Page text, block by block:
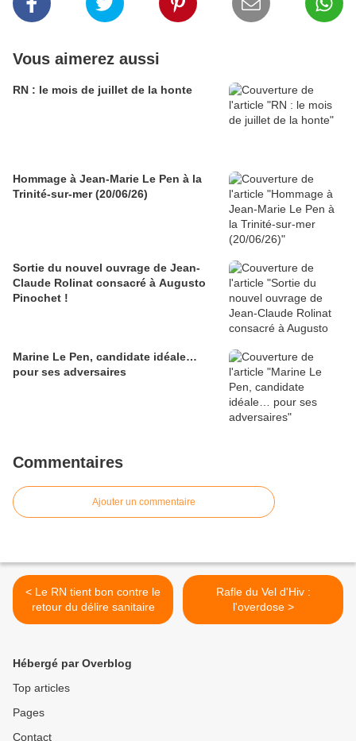
Vous aimerez aussi
RN : le mois de juillet de la honte
Hommage à Jean-Marie Le Pen à la
Trinité-sur-mer (20/06/26)
Sortie du nouvel ouvrage de Jean-
Claude Rolinat consacré à Augusto
Pinochet !
Marine Le Pen, candidate idéale…
pour ses adversaires
Commentaires
Ajouter un commentaire
< Le RN tient bon contre le
retour du délire sanitaire
Rafle du Vel d'Hiv :
l'overdose >
Hébergé par Overblog
Top articles
Pages
Contact